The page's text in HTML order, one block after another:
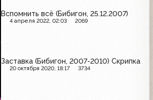
Вспомнить всё (Бибигон, 25.12.2007)
4 апреля 2022, 02:03 2069
Заставка (Бибигон, 2007-2010) Скрипка
20 октября 2020, 18:17 3734